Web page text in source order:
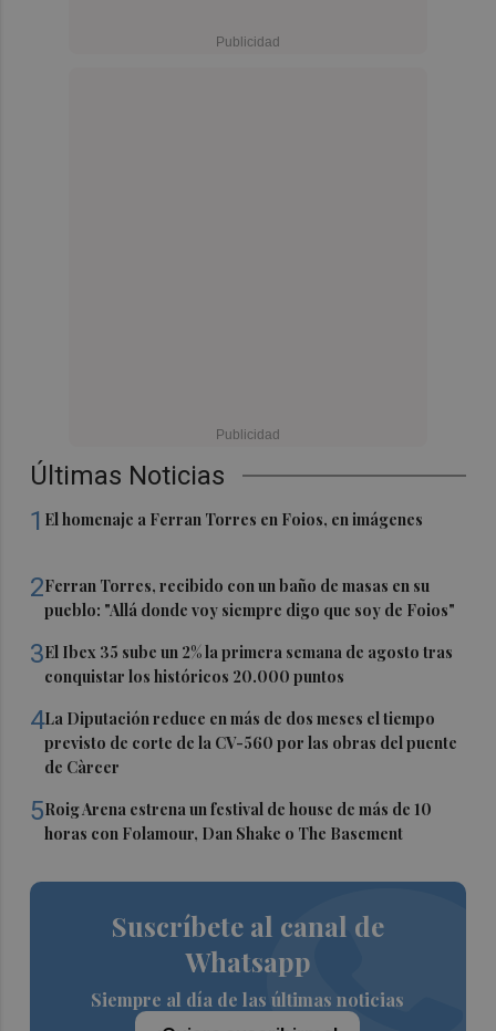
Últimas Noticias
1 El homenaje a Ferran Torres en Foios, en imágenes
2Ferran Torres, recibido con un baño de masas en su
pueblo: "Allá donde voy siempre digo que soy de Foios"
3El Ibex 35 sube un 2% la primera semana de agosto tras
conquistar los históricos 20.000 puntos
4La Diputación reduce en más de dos meses el tiempo
previsto de corte de la CV-560 por las obras del puente
de Càrcer
5Roig Arena estrena un festival de house de más de 10
horas con Folamour, Dan Shake o The Basement
Suscríbete al canal de
Whatsapp
Siempre al día de las últimas noticias